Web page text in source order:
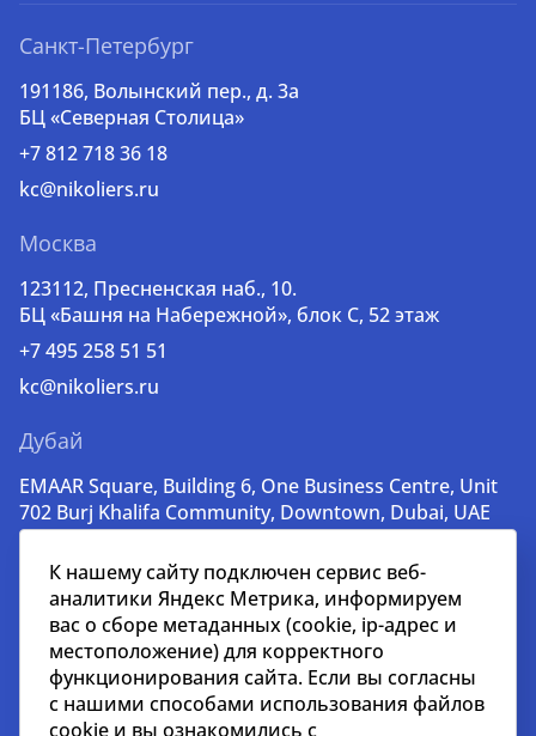
Санкт-Петербург
191186, Волынский пер., д. 3a
БЦ «Северная Столица»
+7 812 718 36 18
kc@nikoliers.ru
Москва
123112, Пресненская наб., 10.
БЦ «Башня на Набережной», блок С, 52 этаж
+7 495 258 51 51
kc@nikoliers.ru
Дубай
EMAAR Square, Building 6, One Business Centre, Unit
702 Burj Khalifa Community, Downtown, Dubai, UAE
lead@nikoliers-global.com
© nikoliers.ru 1994 - 2026
Все права защищены
К нашему сайту подключен сервис веб-
аналитики Яндекс Метрика, информируем
вас о сборе метаданных (cookie, ip-адрес и
местоположение) для корректного
функционирования сайта. Если вы согласны
с нашими способами использования файлов
cookie и вы ознакомились с